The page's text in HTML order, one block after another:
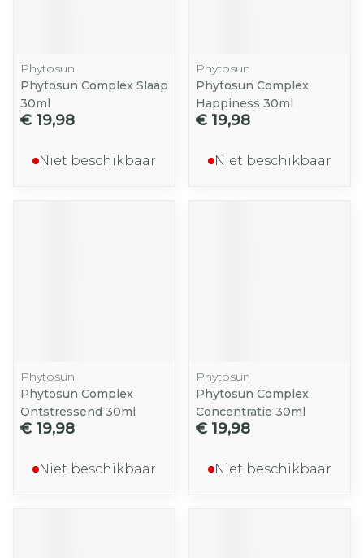
Phytosun
Phytosun Complex Slaap
30ml
€ 19,98
Niet beschikbaar
Phytosun
Phytosun Complex
Happiness 30ml
€ 19,98
Niet beschikbaar
Phytosun
Phytosun Complex
Ontstressend 30ml
€ 19,98
Niet beschikbaar
Phytosun
Phytosun Complex
Concentratie 30ml
€ 19,98
Niet beschikbaar